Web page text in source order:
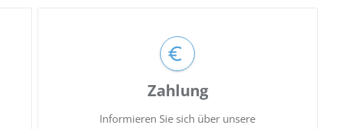
Zahlung
Informieren Sie sich über unsere